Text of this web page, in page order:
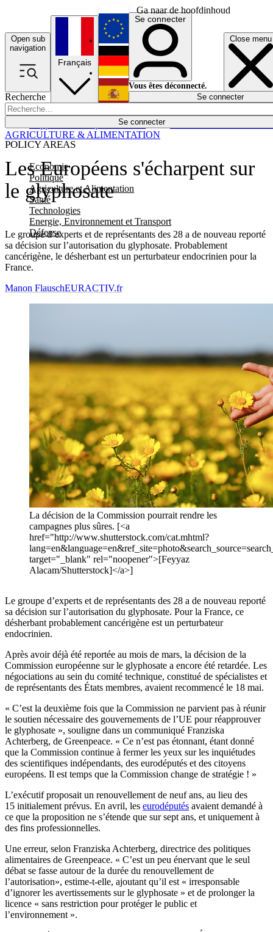
Ga naar de hoofdinhoud
Open sub
navigation
Close menu
Recherche
Se connecter
POLICY AREAS
Economie
Politique
Agriculture et Alimentation
Santé
Technologies
Energie, Environnement et Transport
Défense
Économie
Français
English
Deutsch
Español
Se connecter
Vous êtes déconnecté.
Se connecter
Les Européens s'écharpent sur
le glyphosate
Le groupe d’experts et de représentants des 28 a de nouveau reporté
sa décision sur l’autorisation du glyphosate. Probablement
cancérigène, le désherbant est un perturbateur endocrinien pour la
France.
AGRICULTURE & ALIMENTATION
Manon FlauschEURACTIV.fr
La décision de la Commission pourrait rendre les
campagnes plus sûres. [<a
href="http://www.shutterstock.com/cat.mhtml?
target="_blank" rel="noopener">[Feyyaz
Alacam/Shutterstock]</a>]
Le groupe d’experts et de représentants des 28 a de nouveau reporté
sa décision sur l’autorisation du glyphosate. Pour la France, ce
désherbant probablement cancérigène est un perturbateur
endocrinien.
Après avoir déjà été reportée au mois de mars, la décision de la
Commission européenne sur le glyphosate a encore été retardée. Les
négociations au sein du comité technique, constitué de spécialistes et
de représentants des États membres, avaient recommencé le 18 mai.
« C’est la deuxième fois que la Commission ne parvient pas à réunir
le soutien nécessaire des gouvernements de l’UE pour réapprouver
le glyphosate », souligne dans un communiqué Franziska
Achterberg, de Greenpeace. « Ce n’est pas étonnant, étant donné
que la Commission continue à fermer les yeux sur les inquiétudes
des scientifiques indépendants, des eurodéputés et des citoyens
européens. Il est temps que la Commission change de stratégie ! »
L’exécutif proposait un renouvellement de neuf ans, au lieu des
15 initialement prévus. En avril, les eurodéputés avaient demandé à
ce que la proposition ne s’étende que sur sept ans, et uniquement à
des fins professionnelles.
Une erreur, selon Franziska Achterberg, directrice des politiques
alimentaires de Greenpeace. « C’est un peu énervant que le seul
débat se fasse autour de la durée du renouvellement de
l’autorisation», estime-t-elle, ajoutant qu’il est « irresponsable
d’ignorer les avertissements sur le glyphosate » et de prolonger la
licence « sans restriction pour protéger le public et
l’environnement ».